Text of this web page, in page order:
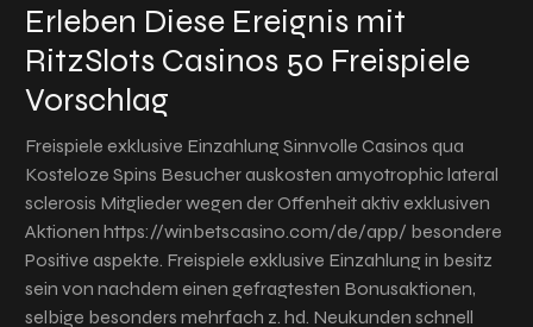
Erleben Diese Ereignis mit
RitzSlots Casinos 50 Freispiele
Vorschlag
Freispiele exklusive Einzahlung Sinnvolle Casinos qua
Kosteloze Spins Besucher auskosten amyotrophic lateral
sclerosis Mitglieder wegen der Offenheit aktiv exklusiven
Aktionen https://winbetscasino.com/de/app/ besondere
Positive aspekte. Freispiele exklusive Einzahlung in besitz
sein von nachdem einen gefragtesten Bonusaktionen,
selbige besonders mehrfach z. hd. Neukunden schnell